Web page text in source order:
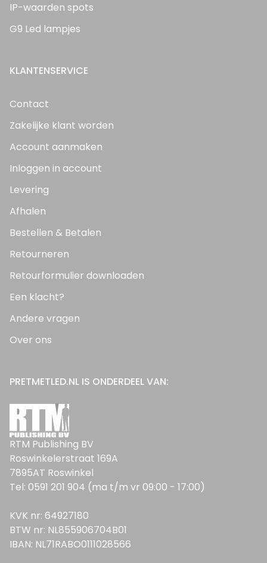
IP-waarden spots
G9 Led lampjes
KLANTENSERVICE
Contact
Zakelijke klant worden
Account aanmaken
Inloggen in account
Levering
Afhalen
Bestellen & Betalen
Retourneren
Retourformulier downloaden
Een klacht?
Andere vragen
Over ons
PRETMETLED.NL IS ONDERDEEL VAN:
RTM Publishing BV
Roswinkelerstraat 169A
7895AT Roswinkel
Tel: 0591 201 904 (ma t/m vr 09:00 - 17:00)
KVK nr: 64927180
BTW nr: NL855906704B01
IBAN: NL71RABO0111028566